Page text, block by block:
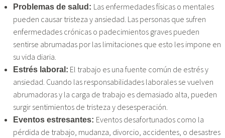
Problemas de salud: Las enfermedades físicas o mentales
pueden causar tristeza y ansiedad. Las personas que sufren
enfermedades crónicas o padecimientos graves pueden
sentirse abrumadas por las limitaciones que esto les impone en
su vida diaria.
Estrés laboral: El trabajo es una fuente común de estrés y
ansiedad. Cuando las responsabilidades laborales se vuelven
abrumadoras y la carga de trabajo es demasiado alta, pueden
surgir sentimientos de tristeza y desesperación.
Eventos estresantes: Eventos desafortunados como la
pérdida de trabajo, mudanza, divorcio, accidentes, o desastres